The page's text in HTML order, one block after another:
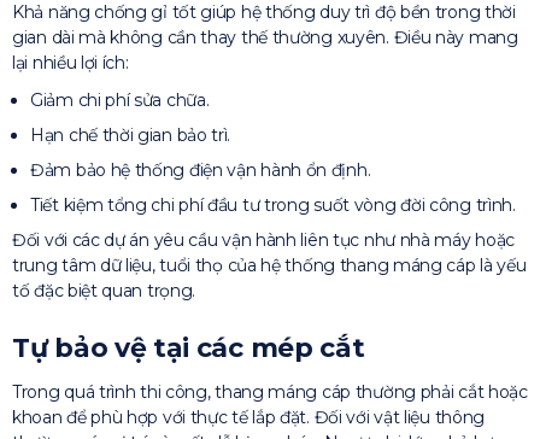
Khả năng chống gỉ tốt giúp hệ thống duy trì độ bền trong thời
gian dài mà không cần thay thế thường xuyên. Điều này mang
lại nhiều lợi ích:
Giảm chi phí sửa chữa.
Hạn chế thời gian bảo trì.
Đảm bảo hệ thống điện vận hành ổn định.
Tiết kiệm tổng chi phí đầu tư trong suốt vòng đời công trình.
Đối với các dự án yêu cầu vận hành liên tục như nhà máy hoặc
trung tâm dữ liệu, tuổi thọ của hệ thống thang máng cáp là yếu
tố đặc biệt quan trọng.
Tự bảo vệ tại các mép cắt
Trong quá trình thi công, thang máng cáp thường phải cắt hoặc
khoan để phù hợp với thực tế lắp đặt. Đối với vật liệu thông